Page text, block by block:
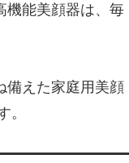
機能美顔器は、毎
備えた家庭用美顔
。